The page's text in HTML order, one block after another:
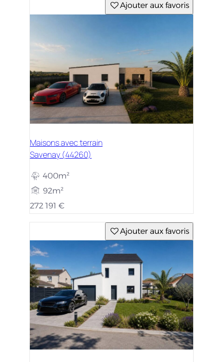
Ajouter aux favoris
Maisons avec terrain
Savenay (44260)
400m²
92m²
272 191 €
Ajouter aux favoris